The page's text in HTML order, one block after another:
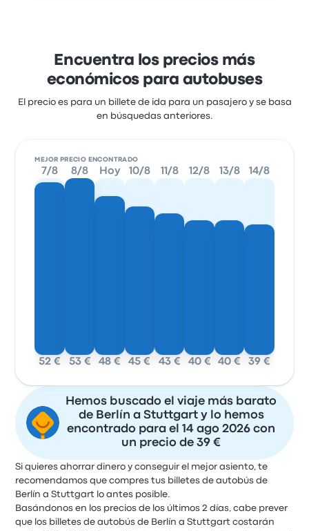
Encuentra los precios más
económicos para autobuses
El precio es para un billete de ida para un pasajero y se basa
en búsquedas anteriores.
MEJOR PRECIO ENCONTRADO
7/8
52 €
8/8
53 €
Hoy
48 €
10/8
45 €
11/8
43 €
12/8
40 €
13/8
40 €
14/8
39 €
Hemos buscado el viaje más barato
de Berlín a Stuttgart y lo hemos
encontrado para el 14 ago 2026 con
un precio de 39 €
Si quieres ahorrar dinero y conseguir el mejor asiento, te
recomendamos que compres tus billetes de autobús de
Berlín a Stuttgart lo antes posible.
Basándonos en los precios de los últimos 2 días, cabe prever
que los billetes de autobús de Berlín a Stuttgart costarán